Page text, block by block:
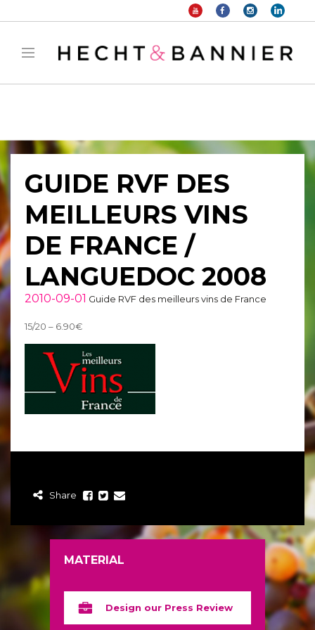
: filter_var() expects parameter 2 to be long, string given in
manager/public/frontend.phpon line 1149
GUIDE RVF DES
MEILLEURS VINS
DE FRANCE /
LANGUEDOC 2008
2010-09-01 Guide RVF des meilleurs vins de France
15/20 – 6.90€
Share
MATERIAL
Design our Press Review